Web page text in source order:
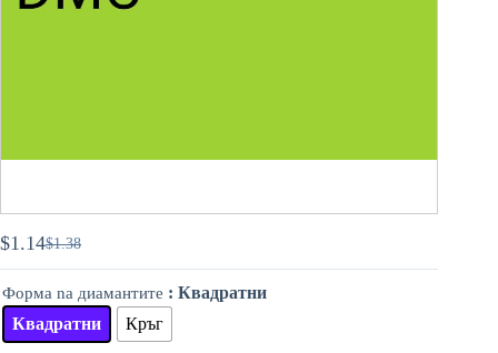
$1.38
Original
price
was:
$1.38.
$1.14Текущата
цена
е:
$1.14.
Форма na диамантите : Квадратни
Квадратни
Кръг